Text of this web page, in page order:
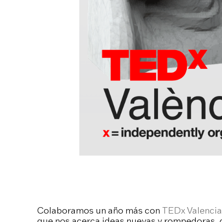
Colaboramos un año más con TEDx Valencia